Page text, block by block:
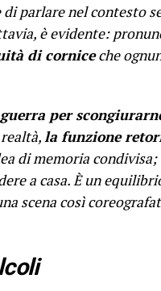
parlare nel contesto
è evidente:
di corniceche
per
la funzione
di memoria condivisa;
a casa. È un
scena così